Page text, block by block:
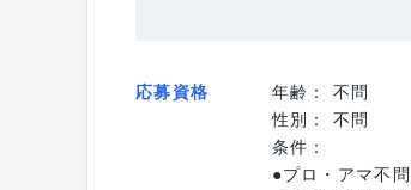
応募資格
年齢： 不問
性別： 不問
条件：
●プロ・アマ不問